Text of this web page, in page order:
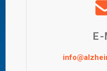
E-